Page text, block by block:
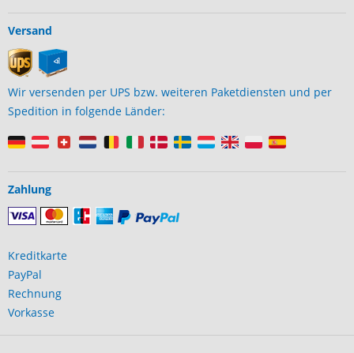
Versand
Wir versenden per UPS bzw. weiteren Paketdiensten und per
Spedition in folgende Länder:
Zahlung
Kreditkarte
PayPal
Rechnung
Vorkasse